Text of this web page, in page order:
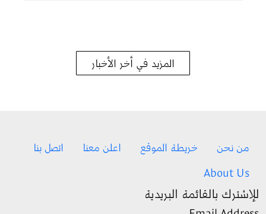
المزيد في أخر الأخبار
من نحن خريطة الموقع اعلن معنا
اتصل بنا
About Us
للإشترك بالقائمة البريدية